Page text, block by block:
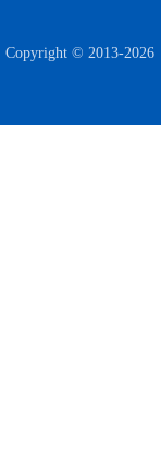
Copyright © 2013-2026